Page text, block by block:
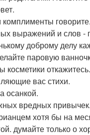
говорите.
выражений и слов
доброму делу
паровую
косметики
вас стихи.
осанкой.
вредных привычек.
хотя бы на
думайте только о